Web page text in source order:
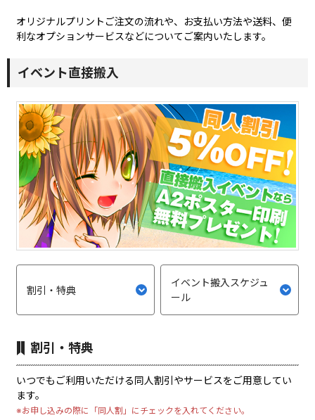
オリジナルプリントご注文の流れや、お支払い方法や送料、便
利なオプションサービスなどについてご案内いたします。
イベント直接搬入
割引・特典
イベント搬入スケジュ
ール
割引・特典
いつでもご利用いただける同人割引やサービスをご用意してい
ます。
※お申し込みの際に「同人割」にチェックを入れてください。